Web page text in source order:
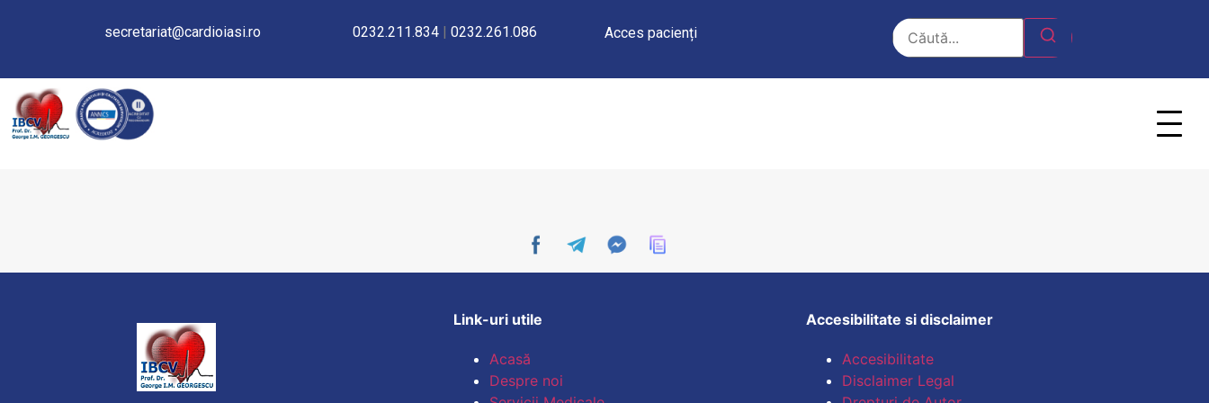
secretariat@cardioiasi.ro 0232.211.834 | 0232.261.086 Acces pacienți
TAVI: IMPLANTARE DE VALVĂ AORTICĂ TRANSCATETER
Link-uri utile
Acasă
Despre noi
Accesibilitate si disclaimer
Accesibilitate
Disclaimer Legal